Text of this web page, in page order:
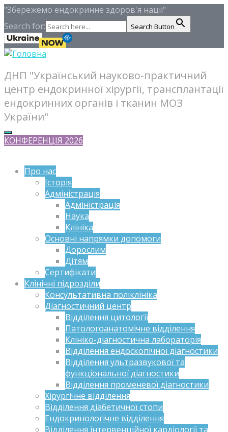
"Збережемо ендокринне здоров'я нації"
Search for:
Search Button
ДНП "Український науково-практичний
центр ендокринної хірургії, трансплантації
ендокринних органів і тканин МОЗ
України"
КОНФЕРЕНЦІЯ 2026
Про нас
Історія
Адміністрація
Адміністрація
Наука
Клініка
Основні напрямки допомоги
Дорослим
Дітям
Сертифікати
Клінічні підрозділи
Консультативна поліклініка
Діагностичний центр
Відділення цитології
Патологоанатомічне відділення
Клініко-діагностична лабораторія
Відділення ендоскопічної діагностики
Відділення ультразвукової та
функціональної діагностики
Відділення променевої діагностики
Хірургічне відділення
Відділення діабетичної стопи
Ендокринологічне відділення
Відділення інтервенційної кардіології та